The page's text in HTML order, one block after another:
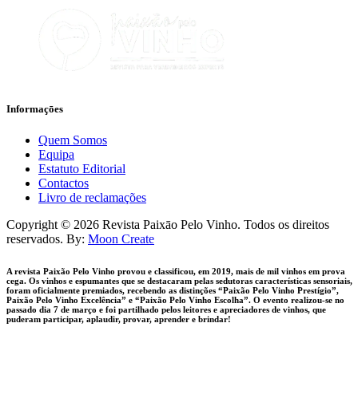
Informaçōes
Quem Somos
Equipa
Estatuto Editorial
Contactos
Livro de reclamações
facebook-
1
instagram
Copyright © 2026 Revista Paixāo Pelo Vinho. Todos os direitos
reservados. By: Moon Create
A revista Paixão Pelo Vinho provou e classificou, em 2019, mais de mil vinhos em prova
cega. Os vinhos e espumantes que se destacaram pelas sedutoras características sensoriais,
foram oficialmente premiados, recebendo as distinções “Paixão Pelo Vinho Prestígio”,
Paixão Pelo Vinho Excelência” e “Paixão Pelo Vinho Escolha”. O evento realizou-se no
passado dia 7 de março e foi partilhado pelos leitores e apreciadores de vinhos, que
puderam participar, aplaudir, provar, aprender e brindar!